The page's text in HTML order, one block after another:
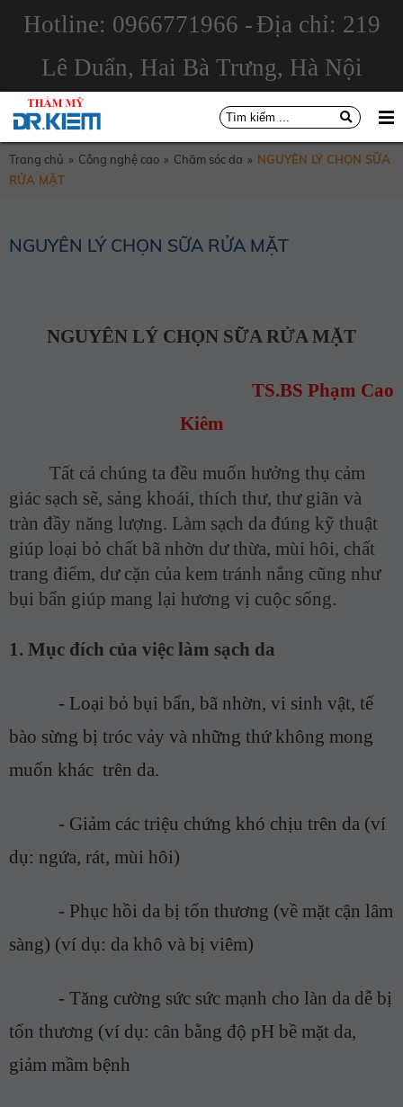
Hotline: 0966771966 - Địa chỉ: 219
Lê Duẩn, Hai Bà Trưng, Hà Nội
Trang chủ » Công nghệ cao » Chăm sóc da » NGUYÊN LÝ CHỌN SỮA
RỬA MẶT
NGUYÊN LÝ CHỌN SỮA RỬA MẶT
NGUYÊN LÝ CHỌN SỮA RỬA MẶT
TS.BS Phạm Cao
Kiêm
Tất cả chúng ta đều muốn hưởng thụ cảm
giác sạch sẽ, sảng khoái, thích thư, thư giãn và
tràn đầy năng lượng. Làm sạch da đúng kỹ thuật
giúp loại bỏ chất bã nhờn dư thừa, mùi hôi, chất
trang điểm, dư cặn của kem tránh nắng cũng như
bụi bẩn giúp mang lại hương vị cuộc sống.
1. Mục đích của việc làm sạch da
- Loại bỏ bụi bẩn, bã nhờn, vi sinh vật, tế
bào sừng bị tróc vảy và những thứ không mong
muốn khác trên ​​da.
- Giảm các triệu chứng khó chịu trên da (ví
dụ: ngứa, rát, mùi hôi)
- Phục hồi da bị tổn thương (về mặt cận lâm
sàng) (ví dụ: da khô và bị viêm)
- Tăng cường sức sức mạnh cho làn da dễ bị
tổn thương (ví dụ: cân bằng độ pH bề mặt da,
giảm mầm bệnh